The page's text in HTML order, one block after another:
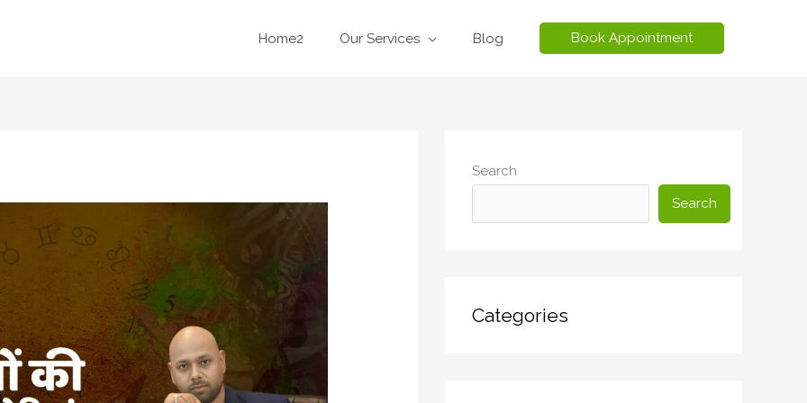
Home2 Our Services Blog Book Appointment
Search
Search
Categories